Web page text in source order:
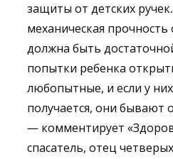
защиты от детских
механическая прочность
должна быть
попытки ребенка
любопытные, и если у
получается, они бывают
— комментирует
спасатель, отец